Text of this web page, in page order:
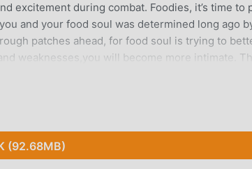
excitement during combat. Foodies, it’s time to
and your food soul was determined long ago
patches ahead, for food soul is trying to
weaknesses,you will become more intimate.
Food Fantasy is free to download and play,
Play Store. Also, under our Terms of
We suggest having at least 1G of space available
Tech? Reach us at:
(92.68MB)